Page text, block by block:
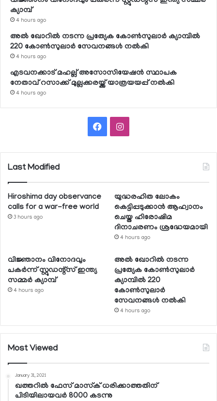
ക്യാമ്പ്
4 hours ago
അല്‍ ഖോറില്‍ നടന്ന പ്രത്യേക കോണ്‍സുലാര്‍ ക്യാമ്പില്‍
220 കോണ്‍സുലാര്‍ സേവനങ്ങള്‍ നല്‍കി
4 hours ago
എടവനക്കാട് മഹല്ല് അസോസിയേഷന്‍ സ്ഥാപക
നേതാവ് റസാക്ക് മുല്ലക്കരയ്ക്ക് യാത്രയയപ്പ് നല്‍കി
4 hours ago
FacebookInstagram
Last Modified
Hiroshima day observance
calls for a war-free world
3 hours ago
യുദ്ധരഹിത ലോകം
കെട്ടിപ്പടുക്കാന്‍ ആഹ്വാനം
ചെയ്ത ഹിരോഷിമ
ദിനാചരണം ശ്രദ്ധേയമായി
4 hours ago
വിജ്ഞാനം വിനോദവും
പകര്‍ന്ന് സ്റ്റുഡന്റ്‌സ് ഇന്ത്യ
സമ്മര്‍ ക്യാമ്പ്
4 hours ago
അല്‍ ഖോറില്‍ നടന്ന
പ്രത്യേക കോണ്‍സുലാര്‍
ക്യാമ്പില്‍ 220
കോണ്‍സുലാര്‍
സേവനങ്ങള്‍ നല്‍കി
4 hours ago
Most Viewed
January 31, 2021
ഖത്തറില്‍ ഫേസ് മാസ്‌ക് ധരിക്കാത്തതിന്
പിടിയിലായവര്‍ 8000 കടന്നു